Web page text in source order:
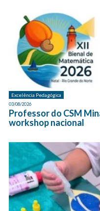
Excelência Pedagógica
03/08/2026
Professor do CSM
workshop nacional